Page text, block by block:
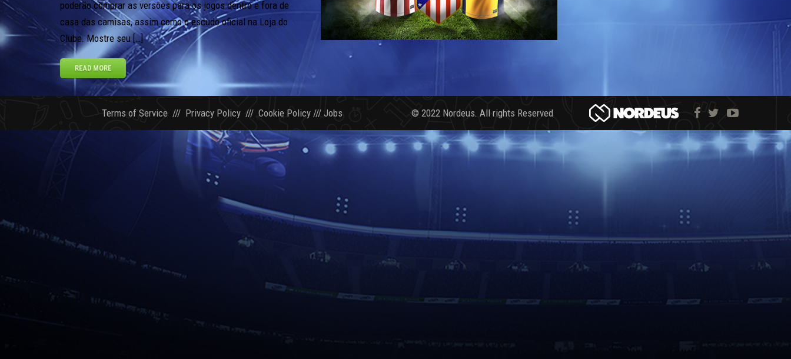
poderão comprar as versões para os jogos dentro e fora de
casa das camisas, assim como o escudo oficial na Loja do
Clube. Mostre seu […]
READ MORE
Terms of Service/// Privacy Policy/// Cookie Policy/// Jobs © 2022 Nordeus. All rights Reserved